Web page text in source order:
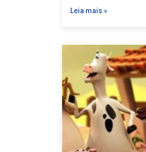
Leia mais »